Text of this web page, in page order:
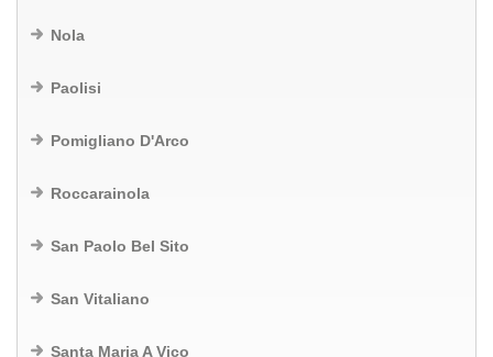
Nola
Paolisi
Pomigliano D'Arco
Roccarainola
San Paolo Bel Sito
San Vitaliano
Santa Maria A Vico